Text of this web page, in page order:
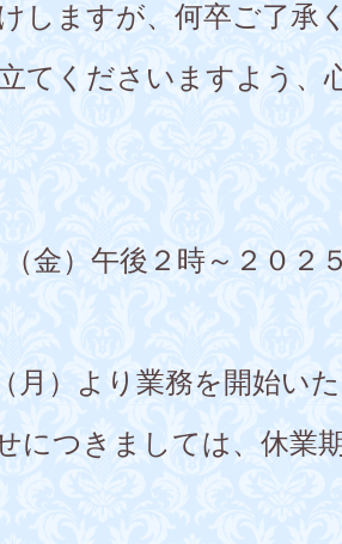
しますが、何卒ご了承
てくださいますよう、
金）午後２時～２０２
）より業務を開始いた
につきましては、休業